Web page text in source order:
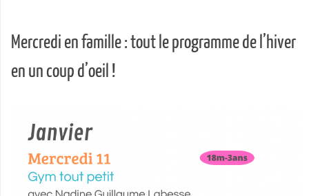
Mercredi en famille : tout le programme de l’hiver
en un coup d’oeil !